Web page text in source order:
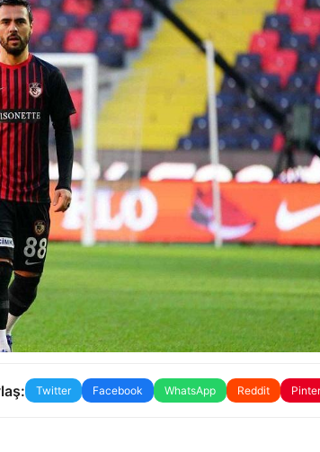
Twitter Facebook WhatsApp Reddit